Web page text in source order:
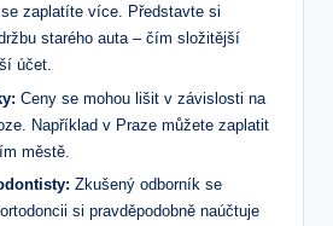
se zaplatíte více. Představte si
starého auta – čím složitější
účet.
Ceny se mohou lišit v závislosti na
Například v Praze můžete zaplatit
městě.
Zkušený odborník se
si pravděpodobně naúčtuje